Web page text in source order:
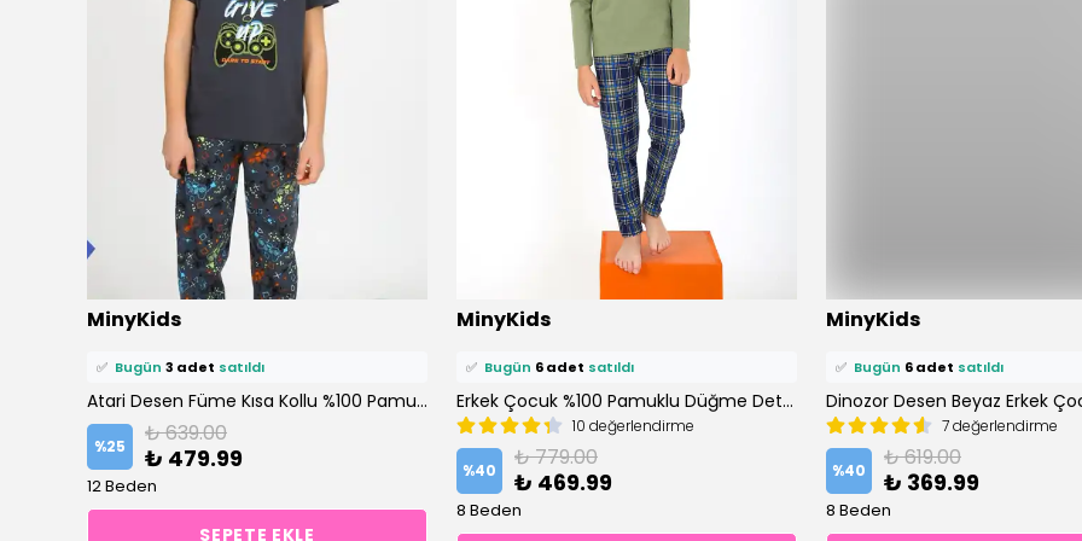
MinyKids
⭐️ Bu ürünü 13 kişifavoriledi!
9 kişi
✅ Bugün 3 adet satıldı
Atari Desen Füme Kısa Kollu %100 Pamuklu Erkek Çocuk Pijama Takım
%25 ₺ 639.00
₺ 479.99
12 Beden
SEPETE EKLE
MinyKids
favoriledi!
8 kişi
✅ Bugün 6 adet satıldı
Erkek Çocuk %100 Pamuklu Düğme Detaylı Yeşil Pijama Takım
10 değerlendirme
%40 ₺ 779.00
₺ 469.99
8 Beden
MinyKids
⭐️ Bu ürünü9 kişifavoriledi!
6 kişi
✅ Bugün 6 adet satıldı
7 değerlendirme
%40 ₺ 619.00
₺ 369.99
8 Beden